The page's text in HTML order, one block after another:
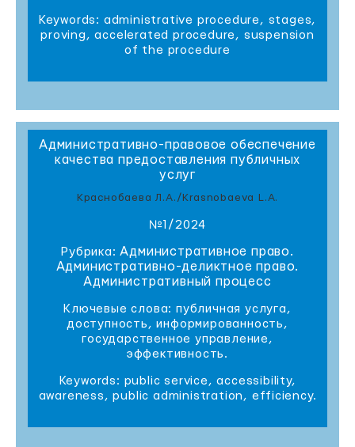
Keywords: administrative procedure, stages,
proving, accelerated procedure, suspension
of the procedure
Административно-правовое обеспечение
качества предоставления публичных
услуг
Краснобаева Л.А./Krasnobaeva L.A.
№1/2024
Рубрика:Административное право.
Административно-деликтное право.
Административный процесс
Ключевые слова: публичная услуга,
доступность, информированность,
государственное управление,
эффективность.
Keywords: public service, accessibility,
awareness, public administration, efficiency.